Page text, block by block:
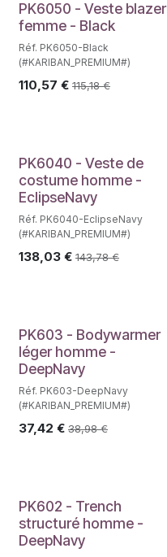
PK6050 - Veste blazer
femme - Black
Réf. PK6050-Black
(#KARIBAN_PREMIUM#)
110,57 € 115,18€
PK6040 - Veste de
costume homme -
EclipseNavy
Réf. PK6040-EclipseNavy
(#KARIBAN_PREMIUM#)
138,03 € 143,78€
PK603 - Bodywarmer
léger homme -
DeepNavy
Réf. PK603-DeepNavy
(#KARIBAN_PREMIUM#)
37,42 € 38,98€
PK602 - Trench
structuré homme -
DeepNavy